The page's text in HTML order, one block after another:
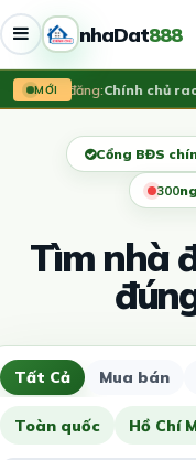
nhaDat888
MỚI
Vừa đăng:Chính chủ rao
Cổng BĐS
297
Tìm nhà
Tất Cả Mua bán
Toàn quốc Hồ Chí